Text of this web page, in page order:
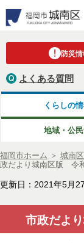
防災情
よくある質問
くらしの
地域・公
福岡市ホーム ＞ 城南区
政だより城南区版 令
更新日：2021年5月
市政だよ